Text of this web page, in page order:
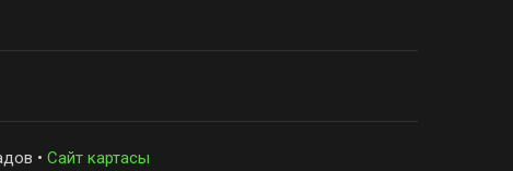
• Сайт картасы